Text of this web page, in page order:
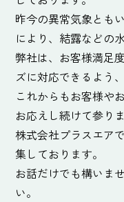
昨今の異常気象とも
により、結露などの
弊社は、お客様満足
ズに対応できるよう
これからもお客様や
お応えし続けて参りま
株式会社プラスエア
集しております。
お話だけでも構いま
い。